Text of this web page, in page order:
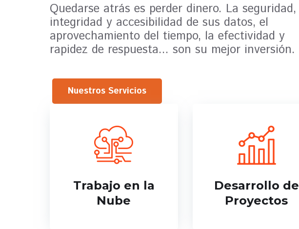
Quedarse atrás es perder dinero. La seguridad,
integridad y accesibilidad de sus datos, el
aprovechamiento del tiempo, la efectividad y
rapidez de respuesta... son su mejor inversión.
Nuestros Servicios
Trabajo en la
Nube
Desarrollo de
Proyectos